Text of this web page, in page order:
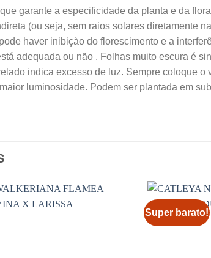
garante a especificidade da planta e da
(ou seja, sem raios solares diretamente
haver inibiçào do florescimento e a
adequada ou não . Folhas muito escura é
indica excesso de luz. Sempre coloque
luminosidade. Podem ser plantada em
Super barato!